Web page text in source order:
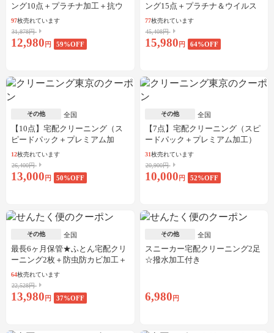
ング10点＋プラチナ加工＋抗ウ
イルス加工
97枚売れています
31,878円
12,980 円 59%OFF
ング15点＋プラチナ＆ウイルス
加工
77枚売れています
45,408円
15,980 円 64%OFF
その他 全国
【10点】宅配クリーニング（ス
ピードパック＋プレミアム加
工）
12枚売れています
26,400円
13,000 円 50%OFF
その他 全国
【7点】宅配クリーニング（スピ
ードパック＋プレミアム加工）
31枚売れています
20,900円
10,000 円 52%OFF
その他 全国
最長6ヶ月保管★ふとん宅配クリ
ーニング2枚＋防虫防カビ加工＋
しみ抜き
64枚売れています
22,528円
13,980 円 37%OFF
その他 全国
スニーカー宅配クリーニング2足
☆撥水加工付き
6,980 円